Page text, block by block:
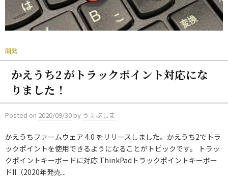
開発
かえうち2 がトラックポイント対応にな
りました！
Posted on 2020/09/30 by うぇぶしま
かえうちファームウェア 4.0 をリリースしました。かえうち2でトラ
ックポイントを使用できるようになることがトピックです。 トラッ
クポイントキーボードに対応 ThinkPadトラックポイントキーボー
ドII（2020年発売...